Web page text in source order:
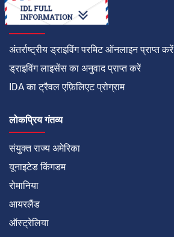
कैसे करें
अंतर्राष्ट्रीय ड्राइविंग परमिट ऑनलाइन प्राप्त करें
ड्राइविंग लाइसेंस का अनुवाद प्राप्त करें
IDA का ट्रैवल एफ़िलिएट प्रोग्राम
लोकप्रिय गंतव्य
संयुक्त राज्य अमेरिका
यूनाइटेड किंगडम
रोमानिया
आयरलैंड
ऑस्ट्रेलिया